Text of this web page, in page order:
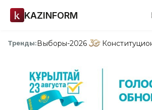
KAZINFORM
Тренды:Выборы-2026